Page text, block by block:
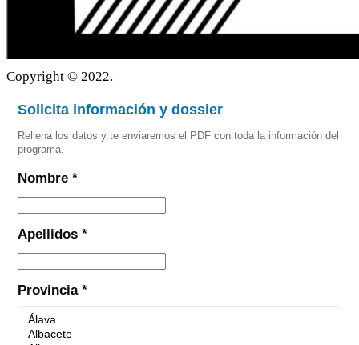
Copyright © 2022.
Solicita información y dossier
Rellena los datos y te enviaremos el PDF con toda la información del
programa.
Nombre *
Apellidos *
Provincia *